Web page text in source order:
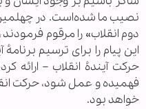
نصیب ما شده‌است. در چهلمین
دوم انقلاب» را مرقوم
این پیام را برای ترسیم
حرکت آیندهٔ انقلاب – ارائه
فهمیده و عمل شود، حرکت
خواهد بود.